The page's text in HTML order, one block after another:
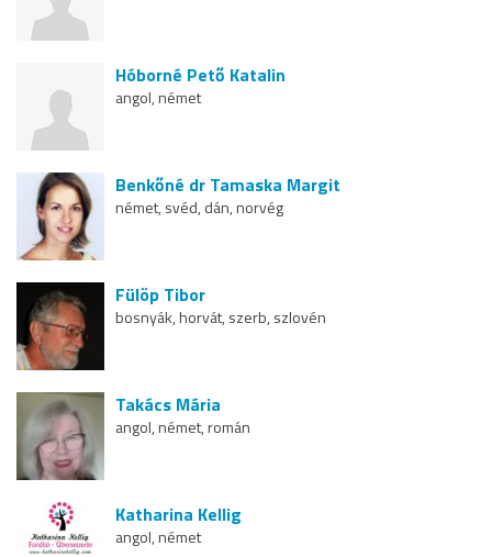
Hóborné Pető Katalin
angol, német
Benkőné dr Tamaska Margit
német, svéd, dán, norvég
Fülöp Tibor
bosnyák, horvát, szerb, szlovén
Takács Mária
angol, német, román
Katharina Kellig
angol, német